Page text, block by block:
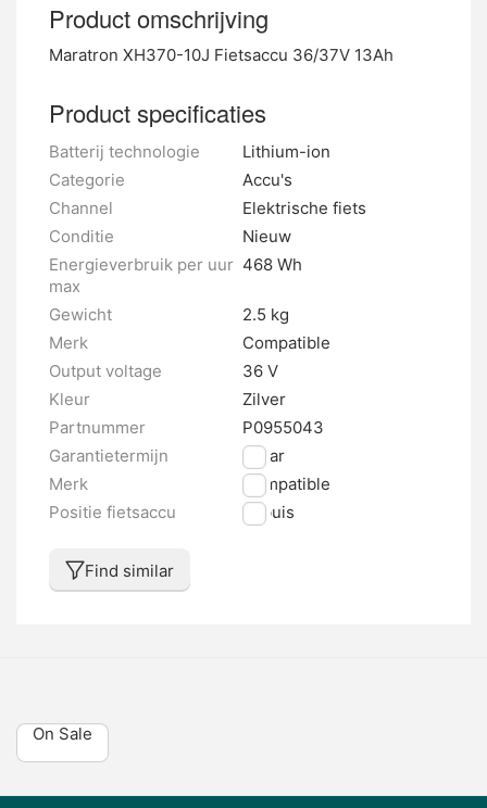
Product omschrijving
Maratron XH370-10J Fietsaccu 36/37V 13Ah
Product specificaties
Batterij technologie
Lithium-ion
Categorie
Accu's
Channel
Elektrische fiets
Conditie
Nieuw
Energieverbruik per uur
max
468 Wh
Gewicht
2.5 kg
Merk
Compatible
Output voltage
36 V
Kleur
Zilver
Partnummer
P0955043
Garantietermijn
2 jaar
Merk
Compatible
Positie fietsaccu
Zitbuis
Find similar
On Sale